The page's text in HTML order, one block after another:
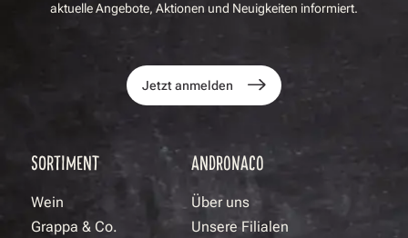
aktuelle Angebote, Aktionen und Neuigkeiten informiert.
Jetzt anmelden
SORTIMENT
Wein
Grappa & Co.
ANDRONACO
Über uns
Unsere Filialen